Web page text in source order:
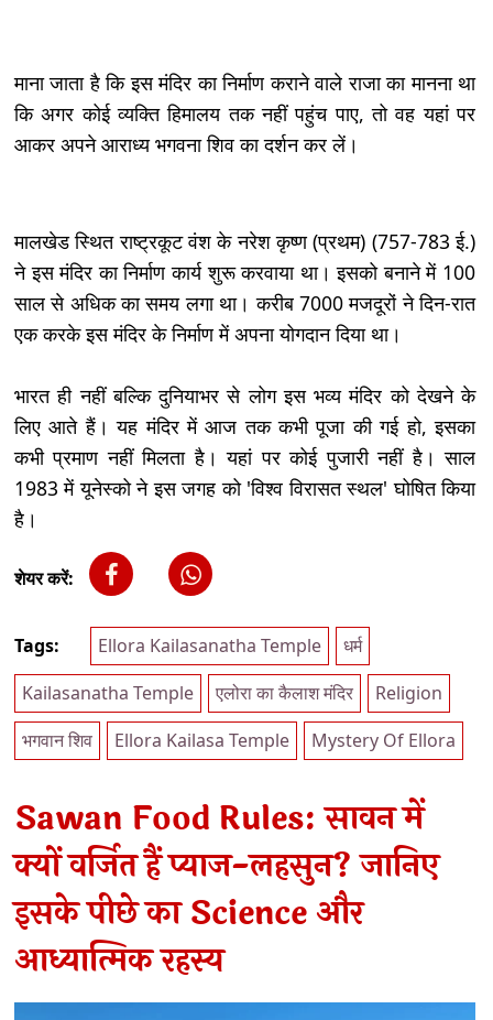
माना जाता है कि इस मंदिर का निर्माण कराने वाले राजा का मानना था
कि अगर कोई व्यक्ति हिमालय तक नहीं पहुंच पाए, तो वह यहां पर
आकर अपने आराध्य भगवना शिव का दर्शन कर लें।
मालखेड स्थित राष्ट्रकूट वंश के नरेश कृष्ण (प्रथम) (757-783 ई.)
ने इस मंदिर का निर्माण कार्य शुरू करवाया था। इसको बनाने में 100
साल से अधिक का समय लगा था। करीब 7000 मजदूरों ने दिन-रात
एक करके इस मंदिर के निर्माण में अपना योगदान दिया था।
भारत ही नहीं बल्कि दुनियाभर से लोग इस भव्य मंदिर को देखने के
लिए आते हैं। यह मंदिर में आज तक कभी पूजा की गई हो, इसका
कभी प्रमाण नहीं मिलता है। यहां पर कोई पुजारी नहीं है। साल
1983 में यूनेस्को ने इस जगह को 'विश्व विरासत स्थल' घोषित किया
है।
शेयर करें:
Tags: Ellora Kailasanatha Temple
धर्म
Kailasanatha Temple
एलोरा का कैलाश मंदिर
Religion
भगवान शिव
Ellora Kailasa Temple Mystery Of Ellora
Sawan Food Rules: सावन में
क्यों वर्जित हैं प्याज-लहसुन? जानिए
इसके पीछे का Science और
आध्यात्मिक रहस्य